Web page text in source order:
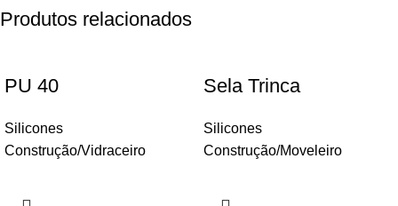
Produtos relacionados
PU 40
Silicones
Construção/Vidraceiro
Sela Trinca
Silicones
Construção/Moveleiro